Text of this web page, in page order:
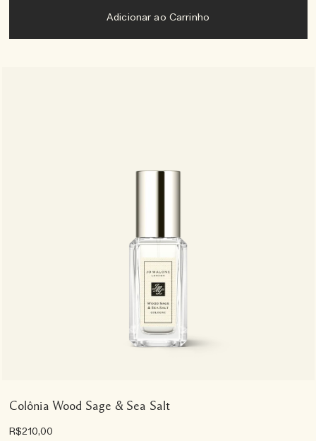
Adicionar ao Carrinho
Colônia Wood Sage & Sea Salt
R$210,00